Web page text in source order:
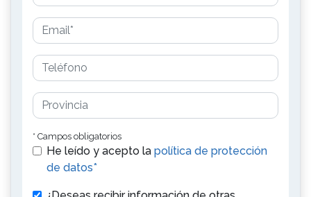
* Campos obligatorios
He leído y acepto la política de protección
de datos*